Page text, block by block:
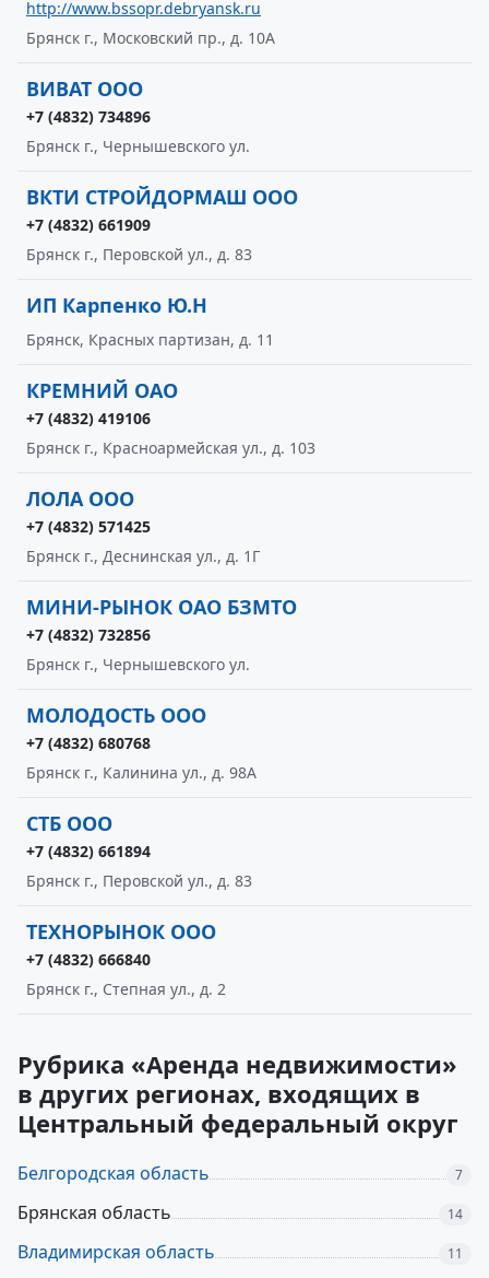
http://www.bssopr.debryansk.ru
Брянск г., Московский пр., д. 10А
ВИВАТ ООО
+7 (4832) 734896
Брянск г., Чернышевского ул.
ВКТИ СТРОЙДОРМАШ ООО
+7 (4832) 661909
Брянск г., Перовской ул., д. 83
ИП Карпенко Ю.Н
Брянск, Красных партизан, д. 11
КРЕМНИЙ ОАО
+7 (4832) 419106
Брянск г., Красноармейская ул., д. 103
ЛОЛА ООО
+7 (4832) 571425
Брянск г., Деснинская ул., д. 1Г
МИНИ-РЫНОК ОАО БЗМТО
+7 (4832) 732856
Брянск г., Чернышевского ул.
МОЛОДОСТЬ ООО
+7 (4832) 680768
Брянск г., Калинина ул., д. 98А
СТБ ООО
+7 (4832) 661894
Брянск г., Перовской ул., д. 83
ТЕХНОРЫНОК ООО
+7 (4832) 666840
Брянск г., Степная ул., д. 2
Рубрика «Аренда недвижимости»
в других регионах, входящих в
Центральный федеральный округ
Белгородская область 7
Брянская область 14
Владимирская область 11